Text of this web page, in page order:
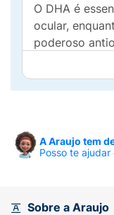
O DHA é
ocular,
poderoso
organismo
metilfolato,
é
Com 90
Feminís é
com Feminís e
A Araujo tem
Posso te
Sobre a Araujo